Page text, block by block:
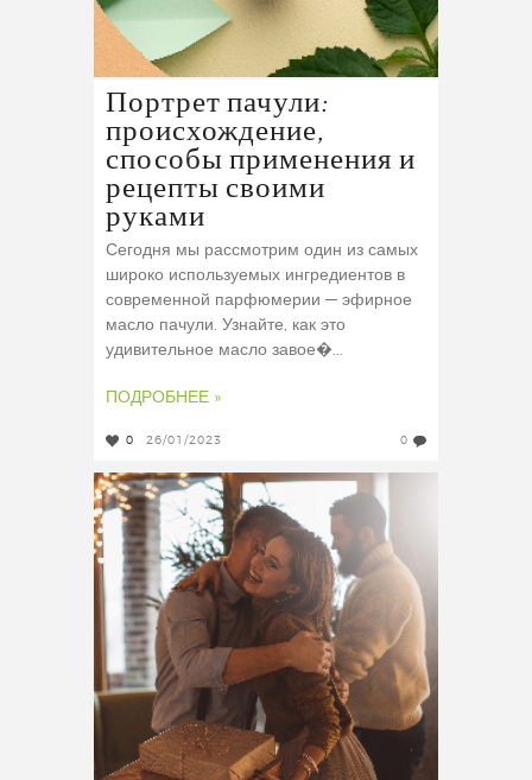
Портрет пачули:
происхождение,
способы применения и
рецепты своими
руками
Сегодня мы рассмотрим один из самых
широко используемых ингредиентов в
современной парфюмерии — эфирное
масло пачули. Узнайте, как это
удивительное масло завое�...
ПОДРОБНЕЕ »
0 26/01/2023 0